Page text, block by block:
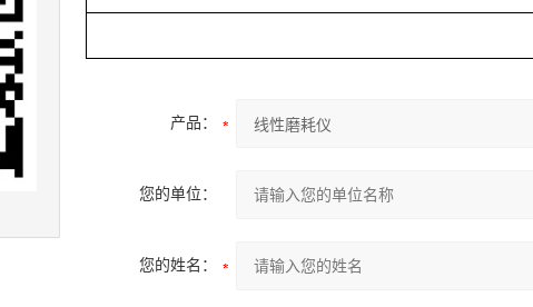
产品：
您的单位：
您的姓名：